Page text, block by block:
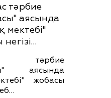
тәрбие
аясында
мектебі"
тәрбие
аясында
жобасы